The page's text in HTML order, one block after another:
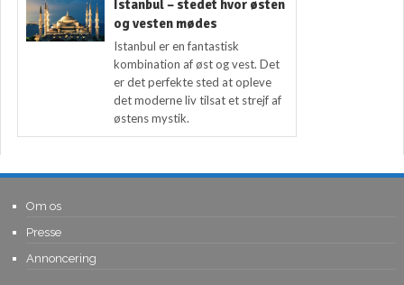
Istanbul – stedet hvor østen
og vesten mødes
Istanbul er en fantastisk
kombination af øst og vest. Det
er det perfekte sted at opleve
det moderne liv tilsat et strejf af
østens mystik.
Om os
Presse
Annoncering